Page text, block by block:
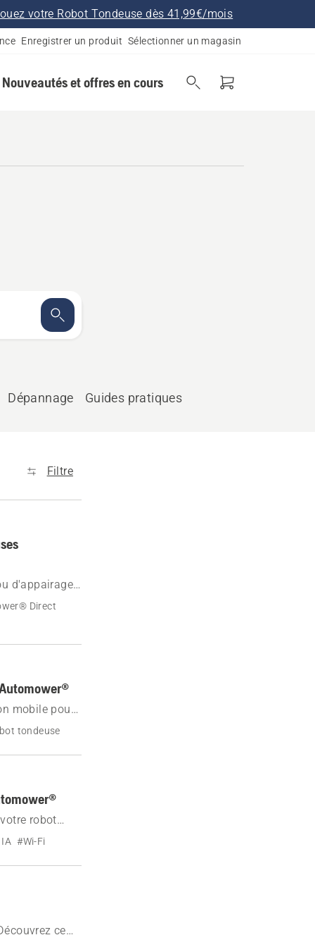
votre Robot Tondeuse dès 41,99€/mois
Enregistrer un produit Sélectionner un magasin
Nouveautés et offres en cours
Dépannage Guides pratiques
Filtre
d'appairage
Direct
mobile pour
les solutions
tondeuse
robot
et
#Wi-Fi
ce